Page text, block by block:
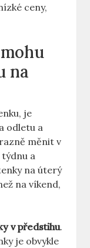
ceny,
na
je
odletu a
měnit v
a
na úterý
na víkend,
v předstihu.
je obvykle